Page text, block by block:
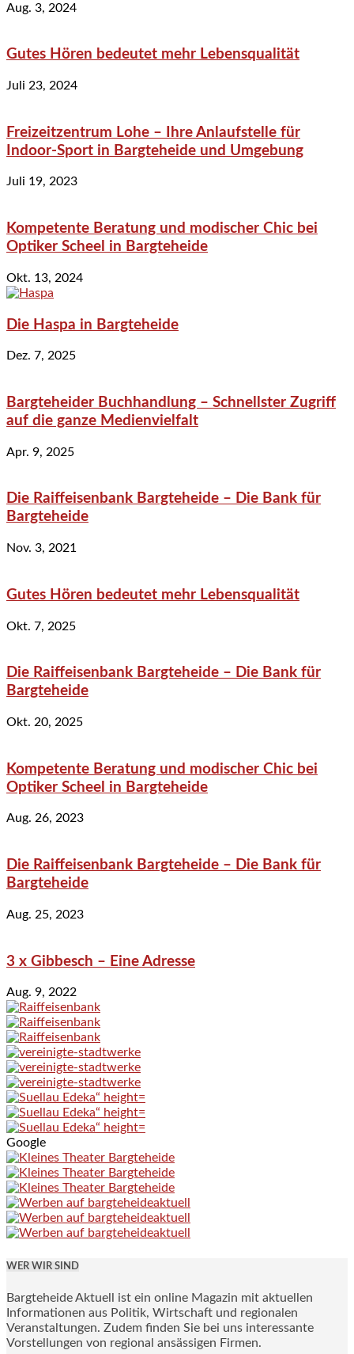
Aug. 3, 2024
Gutes Hören bedeutet mehr Lebensqualität
Juli 23, 2024
Freizeitzentrum Lohe – Ihre Anlaufstelle für
Indoor-Sport in Bargteheide und Umgebung
Juli 19, 2023
Kompetente Beratung und modischer Chic bei
Optiker Scheel in Bargteheide
Okt. 13, 2024
Die Haspa in Bargteheide
Dez. 7, 2025
Bargteheider Buchhandlung – Schnellster Zugriff
auf die ganze Medienvielfalt
Apr. 9, 2025
Die Raiffeisenbank Bargteheide – Die Bank für
Bargteheide
Nov. 3, 2021
Gutes Hören bedeutet mehr Lebensqualität
Okt. 7, 2025
Die Raiffeisenbank Bargteheide – Die Bank für
Bargteheide
Okt. 20, 2025
Kompetente Beratung und modischer Chic bei
Optiker Scheel in Bargteheide
Aug. 26, 2023
Die Raiffeisenbank Bargteheide – Die Bank für
Bargteheide
Aug. 25, 2023
3 x Gibbesch – Eine Adresse
Aug. 9, 2022
Google
WER WIR SIND
Bargteheide Aktuell ist ein online Magazin mit aktuellen
Informationen aus Politik, Wirtschaft und regionalen
Veranstaltungen. Zudem finden Sie bei uns interessante
Vorstellungen von regional ansässigen Firmen.